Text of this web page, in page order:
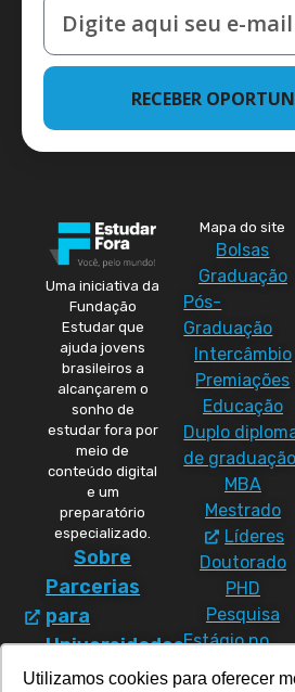
Utilizamos cookies para oferecer
RECEBER
Uma iniciativa da
Fundação
Estudar que
ajuda jovens
brasileiros a
alcançarem o
sonho de
estudar fora por
meio de
conteúdo digital
e um
preparatório
especializado.
Sobre
Parcerias
para
Universidades
Política
Mapa do site
Bolsas
Graduação
Pós-
Graduação
Intercâmbio
Premiações
Educação
Duplo
de graduação
MBA
Mestrado
Líderes
Doutorado
PHD
Pesquisa
Estágio no
exterior